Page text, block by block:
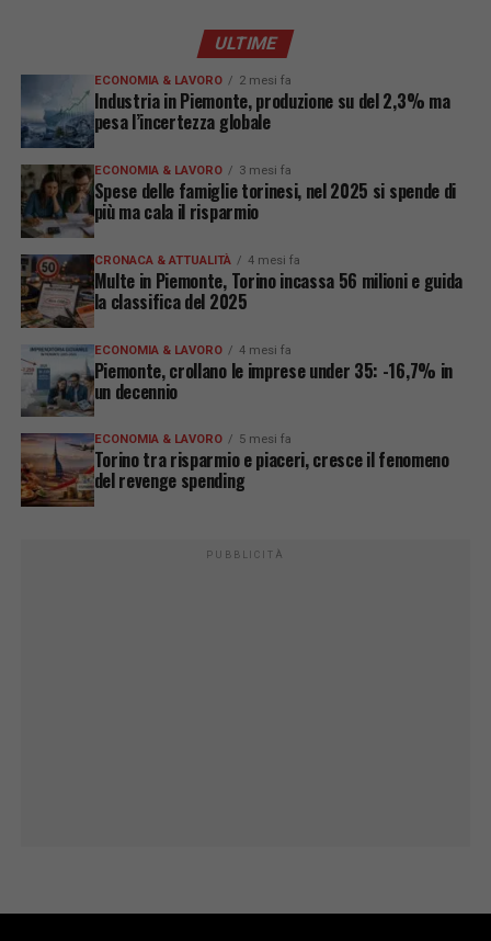
ULTIME
ECONOMIA & LAVORO 2 mesi fa
Industria in Piemonte, produzione su del 2,3% ma
pesa l’incertezza globale
ECONOMIA & LAVORO 3 mesi fa
Spese delle famiglie torinesi, nel 2025 si spende di
più ma cala il risparmio
CRONACA & ATTUALITÀ 4 mesi fa
Multe in Piemonte, Torino incassa 56 milioni e guida
la classifica del 2025
ECONOMIA & LAVORO 4 mesi fa
Piemonte, crollano le imprese under 35: -16,7% in
un decennio
ECONOMIA & LAVORO 5 mesi fa
Torino tra risparmio e piaceri, cresce il fenomeno
del revenge spending
PUBBLICITÀ